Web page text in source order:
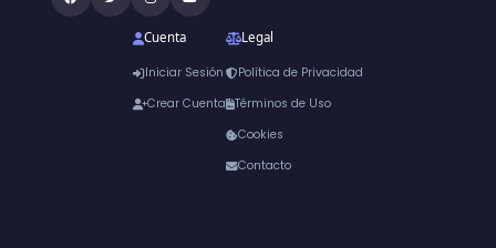
Cuenta
Iniciar Sesión
Crear Cuenta
Legal
Política de Privacidad
Términos de Uso
Cookies
Contacto